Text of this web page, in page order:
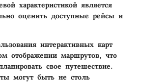
характеристикой является
оценить доступные рейсы и
интерактивных карт
отображении маршрутов, что
свое путешествие.
могут быть не столь